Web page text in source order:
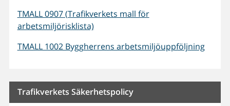
TMALL 0907 (Trafikverkets mall för
arbetsmiljörisklista)
TMALL 1002 Byggherrens arbetsmiljöuppföljning
Trafikverkets Säkerhetspolicy